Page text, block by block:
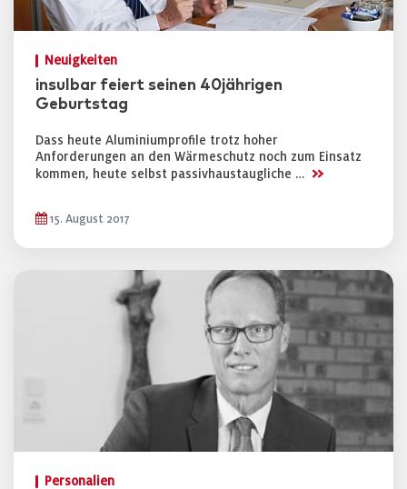
Neuigkeiten
insulbar feiert seinen 40jährigen
Geburtstag
Dass heute Aluminiumprofile trotz hoher
Anforderungen an den Wärmeschutz noch zum Einsatz
kommen, heute selbst passivhaustaugliche … >>
15. August 2017
Personalien